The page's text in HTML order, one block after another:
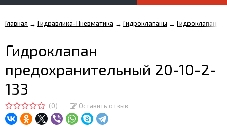
Главная → Гидравлика-Пневматика → Гидроклапаны → Гидроклапаны
Гидроклапан
предохранительный 20-10-2-
133
(0) Оставить отзыв